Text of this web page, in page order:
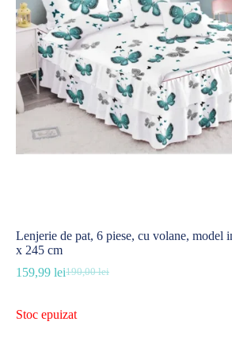
Lenjerie de pat, 6 piese, cu volane, model
x 245 cm
190,00lei
Prețul
fost:
159,99 leiPrețul
159,99 lei.
Stoc epuizat